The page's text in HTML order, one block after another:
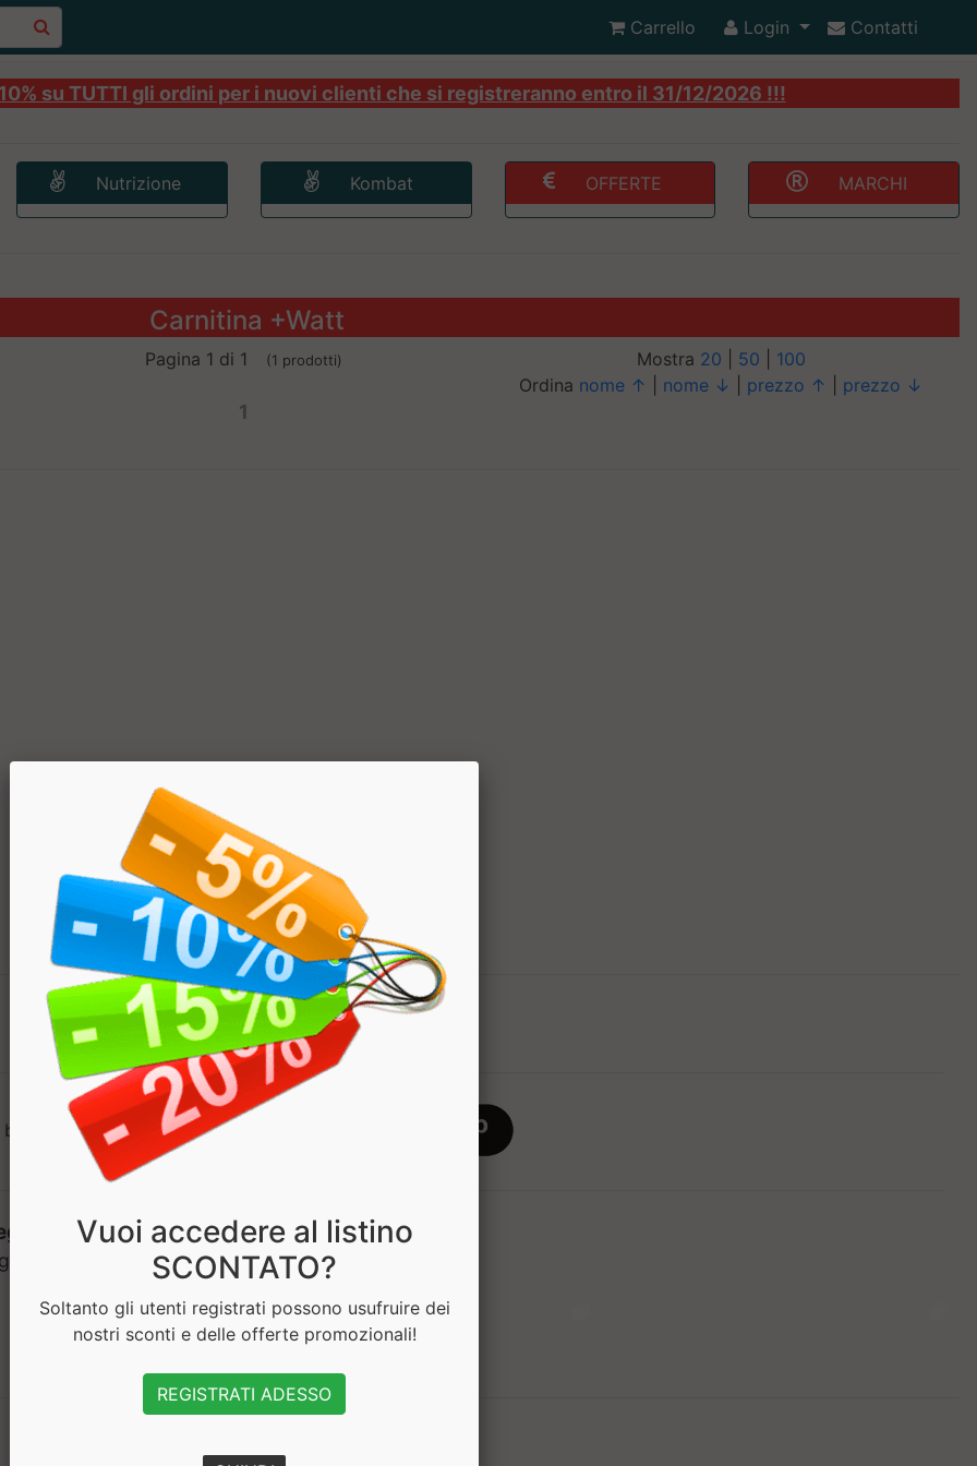
Carrello Login Contatti
su TUTTI gli ordini per i nuovi clienti che si registreranno entro il 31/12/2026 !!!
Nutrizione Kombat OFFERTE MARCHI
Carnitina +Watt
Pagina 1 di 1 (1 prodotti)
1
Mostra 20 50
100
Ordina nome ↑ nome ↓ prezzo ↑ prezzo ↓
1
bisogno di aiuto? Chatta con noi
Vuoi accedere al listino
SCONTATO?
Soltanto gli utenti registrati possono usufruire dei
nostri sconti e delle offerte promozionali!
REGISTRATI ADESSO